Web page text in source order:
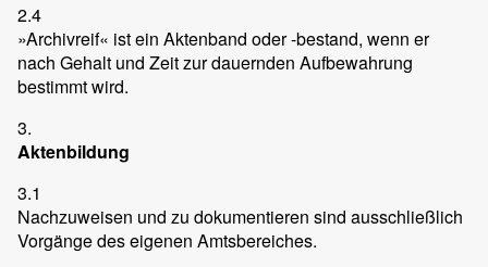
2.4
»Archivreif« ist ein Aktenband oder -bestand, wenn er
nach Gehalt und Zeit zur dauernden Aufbewahrung
bestimmt wird.
3.
Aktenbildung
3.1
Nachzuweisen und zu dokumentieren sind ausschließlich
Vorgänge des eigenen Amtsbereiches.